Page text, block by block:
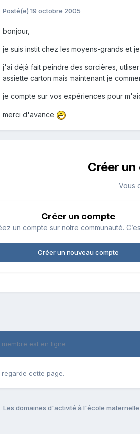
Posté(e) 19 octobre 2005
bonjour,
je suis instit chez les moyens-grands et
j'ai déjà fait peindre des sorcières,
assiette carton mais maintenant je
je compte sur vos expériences pour
merci d'avance
Créer
Vous
Créer un compte
un compte sur notre communauté.
Créer un nouveau compte
membre est en ligne
cette page.
Les domaines d'activité à l'école maternelle